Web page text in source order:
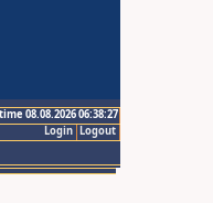
08.08.2026 06:38:27
Logout
Login